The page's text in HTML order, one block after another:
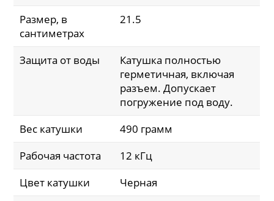
Размер, в
сантиметрах
21.5
Защита от воды
Катушка полностью
герметичная, включая
разъем. Допускает
погружение под воду.
Вес катушки
490 грамм
Рабочая частота
12 кГц
Цвет катушки
Черная